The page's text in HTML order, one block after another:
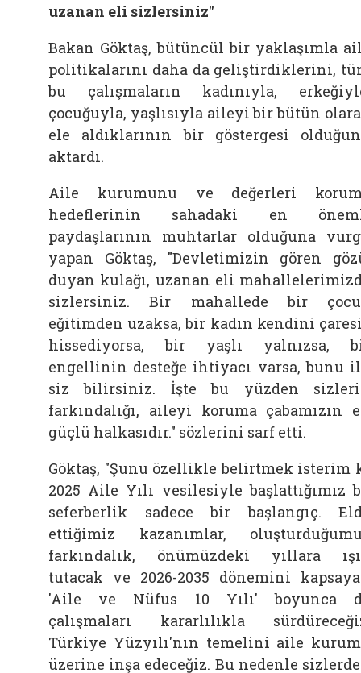
uzanan eli sizlersiniz"
Bakan Göktaş, bütüncül bir yaklaşımla
politikalarını daha da geliştirdiklerini,
bu çalışmaların kadınıyla,
çocuğuyla, yaşlısıyla aileyi bir bütün
ele aldıklarının bir göstergesi
aktardı.
Aile kurumunu ve değerleri
hedeflerinin sahadaki en
paydaşlarının muhtarlar olduğuna
yapan Göktaş, "Devletimizin gören
duyan kulağı, uzanan eli
sizlersiniz. Bir mahallede bir
eğitimden uzaksa, bir kadın kendini
hissediyorsa, bir yaşlı yalnızsa,
engellinin desteğe ihtiyacı varsa, bunu
siz bilirsiniz. İşte bu yüzden
farkındalığı, aileyi koruma çabamızın
güçlü halkasıdır." sözlerini sarf etti.
Göktaş, "Şunu özellikle belirtmek isterim
2025 Aile Yılı vesilesiyle başlattığımız
seferberlik sadece bir başlangıç.
ettiğimiz kazanımlar,
farkındalık, önümüzdeki yıllara
tutacak ve 2026-2035 dönemini
'Aile ve Nüfus 10 Yılı' boyunca
çalışmaları kararlılıkla
Türkiye Yüzyılı'nın temelini aile
üzerine inşa edeceğiz. Bu nedenle